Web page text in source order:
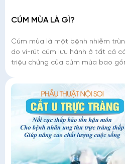
CÚM MÙA LÀ GÌ?
Cúm mùa là một bệnh nhiễm
do vi-rút cúm lưu hành ở tất cả
triệu chứng của cúm mùa bao